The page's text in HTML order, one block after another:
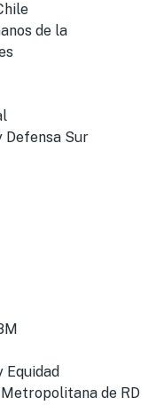
de la
Defensa Sur
Equidad
de RD